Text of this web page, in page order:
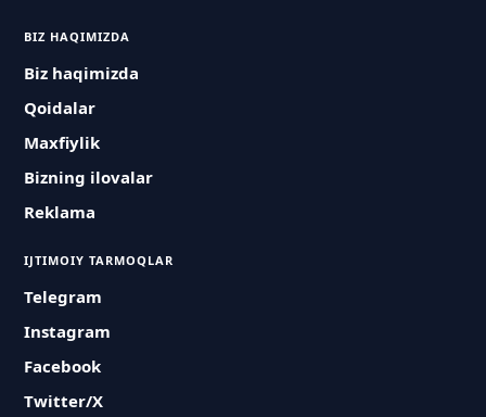
BIZ HAQIMIZDA
Biz haqimizda
Qoidalar
Maxfiylik
Bizning ilovalar
Reklama
IJTIMOIY TARMOQLAR
Telegram
Instagram
Facebook
Twitter/X